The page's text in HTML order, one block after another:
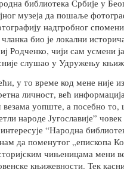
библиотека Србије у
музеја да пошаље
надгробног
био је локални
Родченко, чији сам усмени
слушао у Удружењу
у то време код мене није
личност, већ
везама уопште, а посебно
народе Југославије”
“Народна
да поменутог „епископа
чињеницама мени
књижевности. Тек